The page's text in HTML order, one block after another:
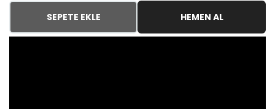
SEPETE EKLE HEMEN AL